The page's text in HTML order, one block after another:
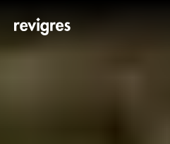
Aller au contenu principal